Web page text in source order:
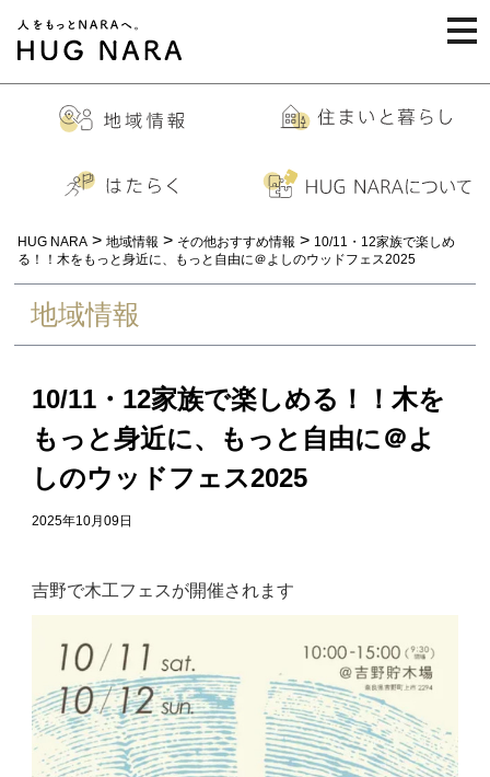
HUG NARA > 地域情報 > その他おすすめ情報 > 10/11・12家族で楽しめ
る！！木をもっと身近に、もっと自由に＠よしのウッドフェス2025
地域情報
10/11・12家族で楽しめる！！木を
もっと身近に、もっと自由に＠よ
しのウッドフェス2025
2025年10月09日
吉野で木工フェスが開催されます